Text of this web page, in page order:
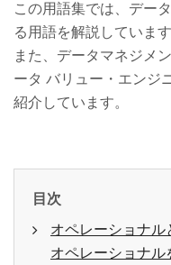
この用語集では、デー
る用語を解説しています
また、データマネジメ
ータ バリュー・エンジ
紹介しています。
目次
オペレーショナル
オペレーショナル